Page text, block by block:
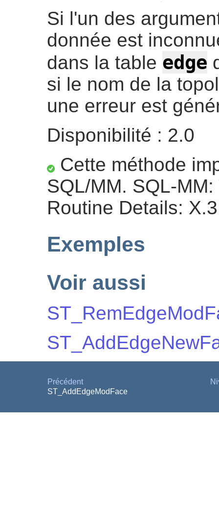
Si l'un des
donnée est
dans la table edge
si le nom de la
une erreur est
Disponibilité : 2.0
Cette méthode
SQL/MM. SQL-
Routine Details:
Exemples
Voir aussi
Précédent
ST_AddEdgeModFace